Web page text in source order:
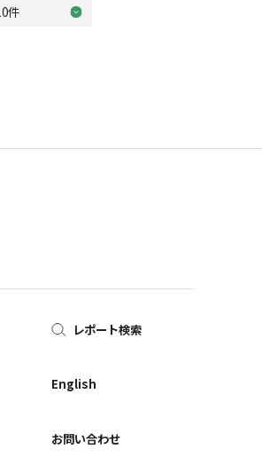
レポート検索
English
お問い合わせ